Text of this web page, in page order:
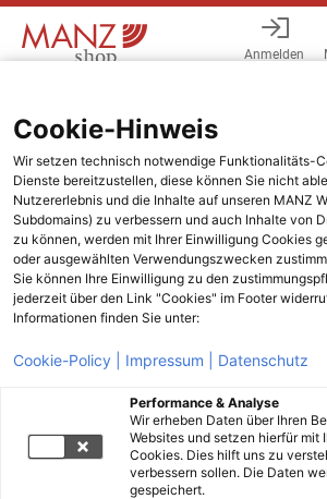
Anmelden
Cookie-Hinweis
Wir setzen technisch notwendige Funktionalitäts-
Dienste bereitzustellen, diese können Sie nicht
Nutzererlebnis und die Inhalte auf unseren MANZ
Subdomains) zu verbessern und auch Inhalte von
zu können, werden mit Ihrer Einwilligung Cookies
oder ausgewählten Verwendungszwecken
Sie können Ihre Einwilligung zu den
jederzeit über den Link "Cookies" im Footer
Informationen finden Sie unter:
Cookie-Policy | Impressum | Datenschutz
Performance & Analyse
Wir erheben Daten über Ihren
Websites und setzen hierfür mit
Cookies. Dies hilft uns zu
verbessern sollen. Die Daten
gespeichert.